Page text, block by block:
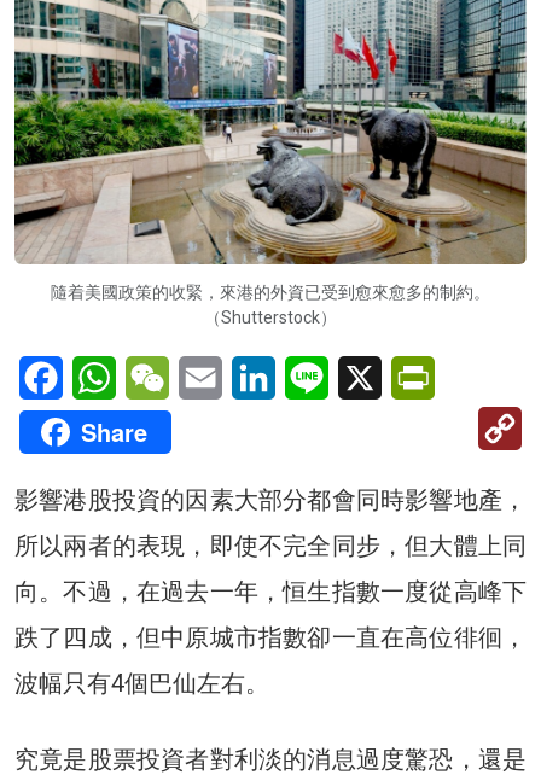
隨着美國政策的收緊，來港的外資已受到愈來愈多的制約。
（Shutterstock）
FacebookWhatsAppWeChatEmail LinkedInLine X
Share
影響港股投資的因素大部分都會同時影響地產，
所以兩者的表現，即使不完全同步，但大體上同
向。不過，在過去一年，恒生指數一度從高峰下
跌了四成，但中原城市指數卻一直在高位徘徊，
波幅只有4個巴仙左右。
究竟是股票投資者對利淡的消息過度驚恐，還是